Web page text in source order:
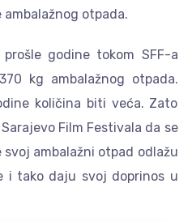
otpada.
godine tokom SFF-a
kg ambalažnog otpada.
količina biti veća. Zato
Film Festivala da se
ambalažni otpad odlažu
i tako daju svoj doprinos u